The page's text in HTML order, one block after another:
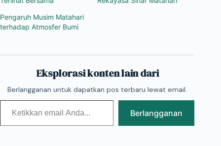
Pengaruh Musim Matahari
terhadap Atmosfer Bumi
Eksplorasi konten lain dari
Berlangganan untuk dapatkan pos terbaru lewat email.
Ketikkan email Anda...
Berlangganan